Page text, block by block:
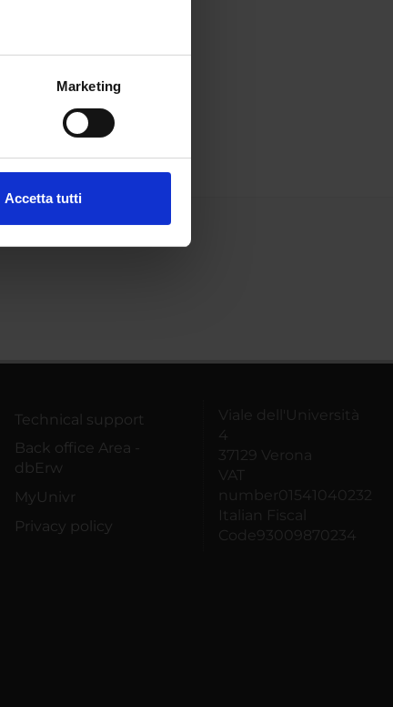
metro,Marketing
Accetta tutti
Technical support
Back office Area -
dbErw
MyUnivr
Privacy policy
Viale dell'Università
4
37129 Verona
VAT
number01541040232
Italian Fiscal
Code93009870234